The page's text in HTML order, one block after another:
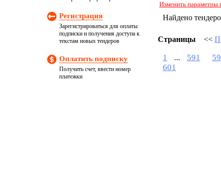
Регистрация
Зарегистрироваться для оплаты
подписки и получения доступа к
текстам новых тендеров
Оплатить подписку
Получить счет, ввести номер
платежки
Изменить параметры
Найдено
Страницы <<
1 ... 591
601